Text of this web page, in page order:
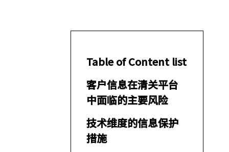
Table of Content list
客户信息在清关平台
中面临的主要风险
技术维度的信息保护
措施